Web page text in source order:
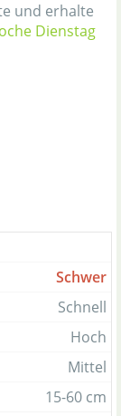
und erhalte
Dienstag
Schwer
Schnell
Hoch
Mittel
15-60 cm